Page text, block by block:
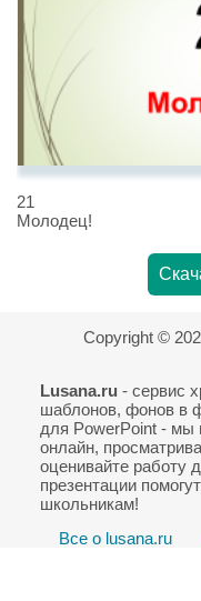
21
Молодец!
Copyright ©
Lusana.ru - сервис
шаблонов, фонов в
для PowerPoint - мы
онлайн,
оценивайте работу
презентации
школьникам!
Все о lusana.ru